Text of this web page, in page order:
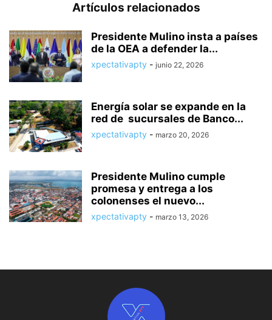
Artículos relacionados
Presidente Mulino insta a países
de la OEA a defender la...
xpectativapty - junio 22, 2026
Energía solar se expande en la
red de sucursales de Banco...
xpectativapty - marzo 20, 2026
Presidente Mulino cumple
promesa y entrega a los
colonenses el nuevo...
xpectativapty - marzo 13, 2026